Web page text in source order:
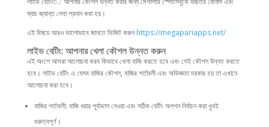
ম্যাচ জ্যান্ত সেবা প্রদান করা হয়।
এই বিষয়ে আরও ভালোভাবে জানতে ভিজিট করুনhttps://megapariapps.net/
লাইভ বেটিং: আপনার খেলা কৌশল উন্নত করুন
এই অংশে আমরা আলোচনা করব কিভাবে খেলা বাজি করতে হবে এবং সেই কৌশল উন্নত করতে
হবে। লাইভ বেটিং এ যেসব বাজির কৌশল, বাজির শর্তাবলী এবং অভিজ্ঞতা দরকার হয় তা এখানে
আলোচনা করা হবে।
বাজির শর্তাবলী: বাজি ধরার পূর্বাভাস নেওয়া এবং সঠিক বেটিং অপশন নির্বাচন করা খুবই
গুরুত্বপূর্ণ।